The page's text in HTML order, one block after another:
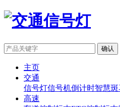
主页
交通
信号灯信号机倒计时智慧
高速